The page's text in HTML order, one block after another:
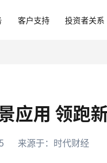
客户支持 投资者关系
应用 领跑
来源于：时代财经